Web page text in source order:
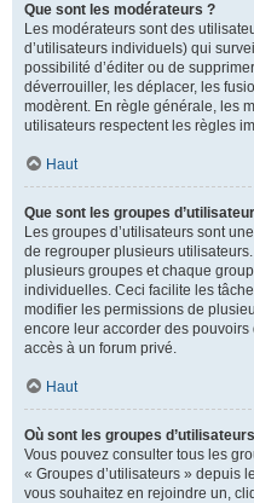
Que sont les modérateurs ?
Les modérateurs sont des
d’utilisateurs individuels) qui
possibilité d’éditer ou de
déverrouiller, les déplacer, les
modèrent. En règle générale, les
utilisateurs respectent les règles
Haut
Que sont les groupes
Les groupes d’utilisateurs sont
de regrouper plusieurs
plusieurs groupes et chaque
individuelles. Ceci facilite les
modifier les permissions de
encore leur accorder des
accès à un forum privé.
Haut
Où sont les groupes
Vous pouvez consulter tous les
« Groupes d’utilisateurs » depuis
vous souhaitez en rejoindre un,